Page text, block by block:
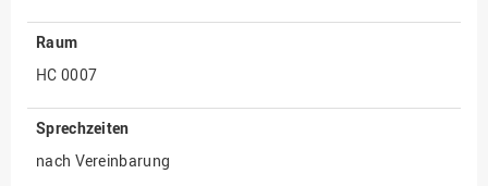
Personalentwicklung
Personalrat
Professional School
Projekte des Präsidiums
Raum
HC 0007
Sprechzeiten
nach Vereinbarung